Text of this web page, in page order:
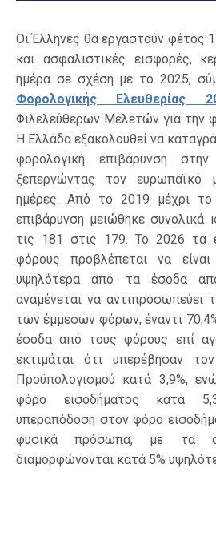
Οι Έλληνες θα εργαστούν φέτος
και ασφαλιστικές εισφορές,
ημέρα σε σχέση με το 2025,
Φορολογικής Ελευθερίας
Φιλελεύθερων Μελετών για την
Η Ελλάδα εξακολουθεί να
φορολογική επιβάρυνση
ξεπερνώντας τον
ημέρες. Από το 2019 μέχρι το
επιβάρυνση μειώθηκε συνολικά
τις 181 στις 179. Το 2026 τα
φόρους προβλέπεται να
υψηλότερα από τα έσοδα
αναμένεται να αντιπροσωπεύει
των έμμεσων φόρων, έναντι
έσοδα από τους φόρους επί
εκτιμάται ότι υπερέβησαν
Προϋπολογισμού κατά 3,9%,
φόρο εισοδήματος κατά
υπεραπόδοση στον φόρο
φυσικά πρόσωπα, με τα
διαμορφώνονται κατά 5%